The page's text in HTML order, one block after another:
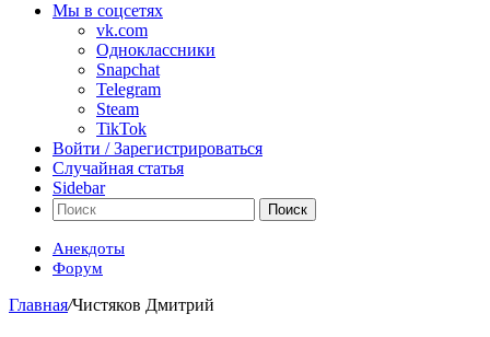
Мы в соцсетях
vk.com
Одноклассники
Snapchat
Telegram
Steam
TikTok
Войти / Зарегистрироваться
Случайная статья
Sidebar
Поиск
Анекдоты
Форум
Главная/Чистяков Дмитрий